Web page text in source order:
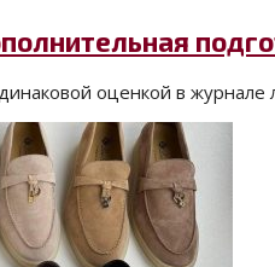
оценкой в журнале